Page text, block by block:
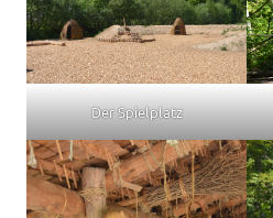
Der Spielplatz